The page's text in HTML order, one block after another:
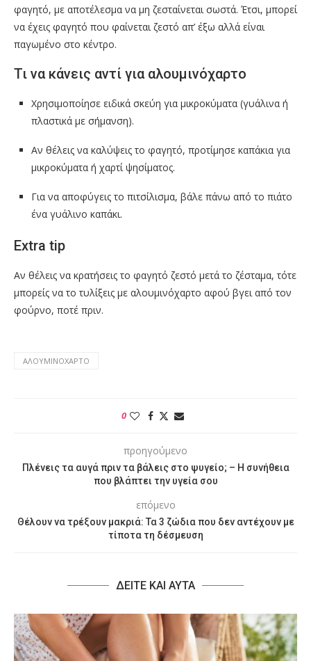
φαγητό, με αποτέλεσμα να μη ζεσταίνεται σωστά. Έτσι, μπορεί
να έχεις φαγητό που φαίνεται ζεστό απ’ έξω αλλά είναι
παγωμένο στο κέντρο.
Τι να κάνεις αντί για αλουμινόχαρτο
Χρησιμοποίησε ειδικά σκεύη για μικροκύματα (γυάλινα ή
πλαστικά με σήμανση).
Αν θέλεις να καλύψεις το φαγητό, προτίμησε καπάκια για
μικροκύματα ή χαρτί ψησίματος.
Για να αποφύγεις το πιτσίλισμα, βάλε πάνω από το πιάτο
ένα γυάλινο καπάκι.
Extra tip
Αν θέλεις να κρατήσεις το φαγητό ζεστό μετά το ζέσταμα, τότε
μπορείς να το τυλίξεις με αλουμινόχαρτο αφού βγει από τον
φούρνο, ποτέ πριν.
ΑΛΟΥΜΙΝΌΧΑΡΤΟ
0
προηγούμενο
Πλένεις τα αυγά πριν τα βάλεις στο ψυγείο; – Η συνήθεια
που βλάπτει την υγεία σου
επόμενο
Θέλουν να τρέξουν μακριά: Τα 3 ζώδια που δεν αντέχουν με
τίποτα τη δέσμευση
ΔΕΙΤΕ ΚΑΙ ΑΥΤΑ